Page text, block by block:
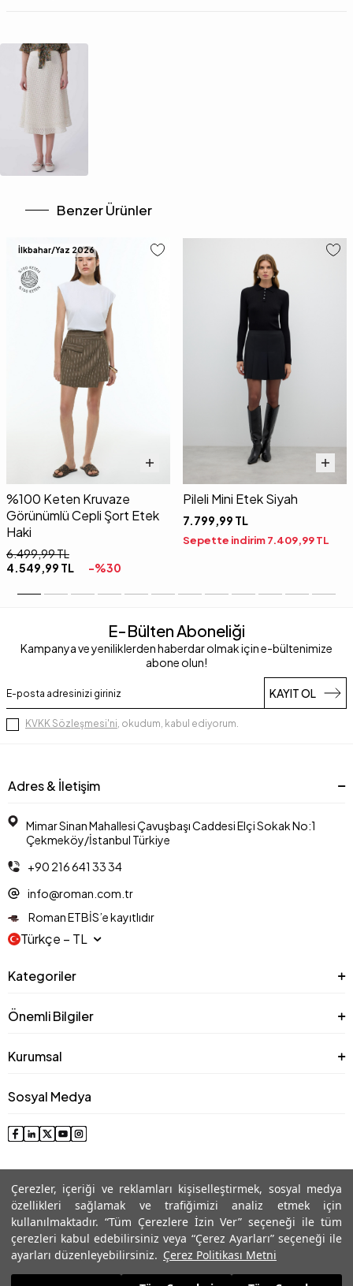
Çerezler, içeriği ve reklamları kişiselleştirmek, sosyal medya
özellikleri sağlamak ve trafiğimizi analiz etmek için
kullanılmaktadır. “Tüm Çerezlere İzin Ver” seçeneği ile tüm
çerezleri kabul edebilirsiniz veya “Çerez Ayarları” seçeneği ile
ayarları düzenleyebilirsiniz. Çerez Politikası Metni
Benzer Ürünler
İlkbahar/Yaz 2026
%100 Keten Kruvaze
Görünümlü Cepli Şort Etek
Haki
6.499,99TL
4.549,99 TL -%30
Pileli Mini Etek Siyah
7.799,99 TL
Sepette indirim7.409,99TL
E-Bülten Aboneliği
Kampanya ve yeniliklerden haberdar olmak için e-bültenimize
abone olun!
KAYIT OL
KVKK Sözleşmesi'ni, okudum, kabul ediyorum.
Adres & İletişim
Mimar Sinan Mahallesi Çavuşbaşı Caddesi Elçi Sokak No:1
Çekmeköy/İstanbul Türkiye
+90 216 641 33 34
info@roman.com.tr
Roman ETBİS’e kayıtlıdır
Türkçe − TL
Kategoriler
Önemli Bilgiler
Kurumsal
Sosyal Medya
© 2025 Roman® Tüm Hakları Saklıdır, İzinsiz kullanılamaz